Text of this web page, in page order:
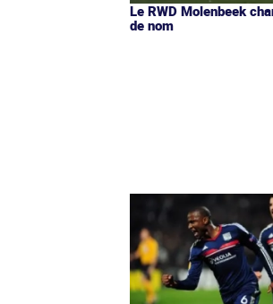
Le RWD Molenbeek
de nom